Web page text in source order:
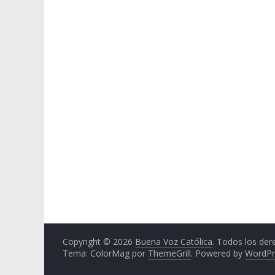
Copyright © 2026 Buena Voz Católica. Todos los
Tema: ColorMag por ThemeGrill. Powered by